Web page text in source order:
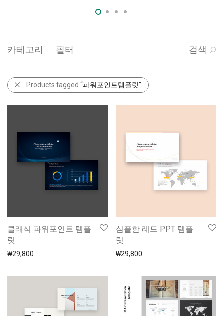
카테고리 필터 검색
Products tagged “파워포인트템플릿”
클래식 파워포인트 템플
릿
₩29,800
심플한 레드 PPT 템플
릿
₩29,800